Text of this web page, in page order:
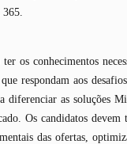
os conhecimentos
respondam aos
diferenciar as soluções
Os candidatos devem
das ofertas,